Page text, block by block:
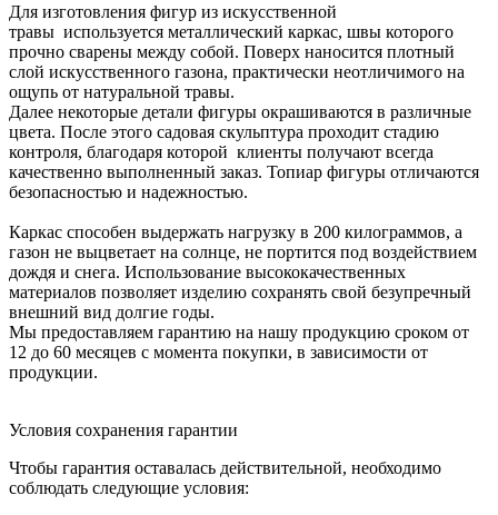
Для изготовления фигур из искусственной
травы используется металлический каркас, швы которого
прочно сварены между собой. Поверх наносится плотный
слой искусственного газона, практически неотличимого на
ощупь от натуральной травы.
Далее некоторые детали фигуры окрашиваются в различные
цвета. После этого садовая скульптура проходит стадию
контроля, благодаря которой клиенты получают всегда
качественно выполненный заказ. Топиар фигуры отличаются
безопасностью и надежностью.
Каркас способен выдержать нагрузку в 200 килограммов, а
газон не выцветает на солнце, не портится под воздействием
дождя и снега. Использование высококачественных
материалов позволяет изделию сохранять свой безупречный
внешний вид долгие годы.
Мы предоставляем гарантию на нашу продукцию сроком от
12 до 60 месяцев с момента покупки, в зависимости от
продукции.
Условия сохранения гарантии
Чтобы гарантия оставалась действительной, необходимо
соблюдать следующие условия: